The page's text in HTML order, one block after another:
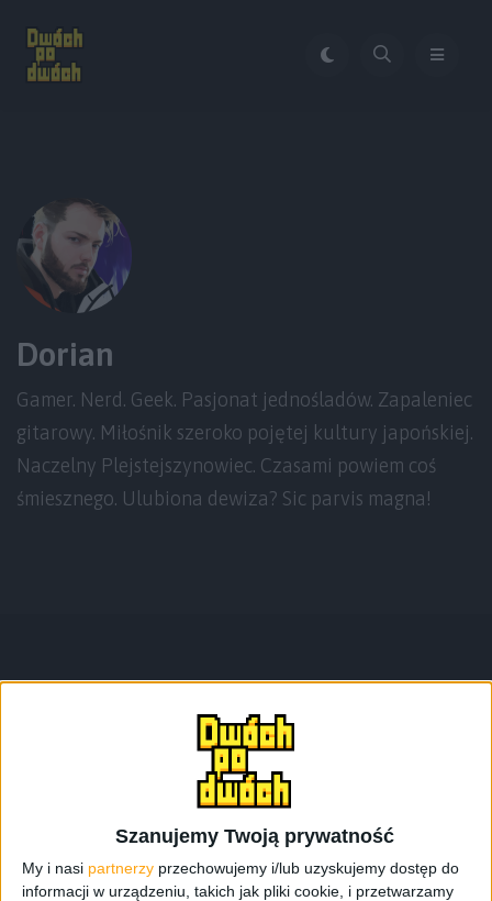
Szanujemy Twoją prywatność
My i nasi partnerzy przechowujemy i/lub uzyskujemy dostęp do
informacji w urządzeniu, takich jak pliki cookie, i przetwarzamy
Dorian
Gamer. Nerd. Geek. Pasjonat jednośladów. Zapaleniec
gitarowy. Miłośnik szeroko pojętej kultury japońskiej.
Naczelny Plejstejszynowiec. Czasami powiem coś
śmiesznego. Ulubiona dewiza? Sic parvis magna!